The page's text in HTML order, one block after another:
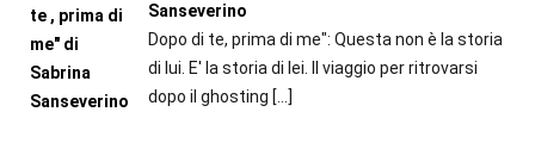
Sanseverino
Dopo di te, prima di me": Questa non è la storia
di lui. E' la storia di lei. Il viaggio per ritrovarsi
dopo il ghosting […]